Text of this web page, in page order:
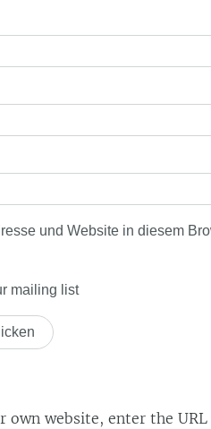
und Website in diesem
mailing list
own website, enter the